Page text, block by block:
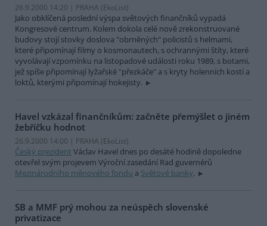
26.9.2000 14:20 | PRAHA (EkoList)
Jako obklíčená poslední výspa světových finančníků vypadá
Kongresové centrum. Kolem dokola celé nově zrekonstruované
budovy stojí stovky doslova "obrněných" policistů s helmami,
které připomínají filmy o kosmonautech, s ochrannými štíty, které
vyvolávají vzpomínku na listopadové události roku 1989, s botami,
jež spíše připomínají lyžařské "přezkáče" a s kryty holenních kostí a
loktů, kterými připomínají hokejisty.
Havel vzkázal finančníkům: začněte přemýšlet o jiném
žebříčku hodnot
26.9.2000 14:00 | PRAHA (EkoList)
Český prezident Václav Havel dnes po desáté hodině dopoledne
otevřel svým projevem Výroční zasedání Rad guvernérů
Mezinárodního měnového fondu a Světové banky.
SB a MMF prý mohou za neúspěch slovenské
privatizace